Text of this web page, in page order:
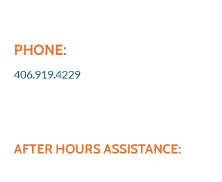
PHONE:
406.919.4229
AFTER HOURS ASSISTANCE: